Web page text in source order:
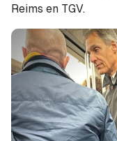
Reims en TGV.